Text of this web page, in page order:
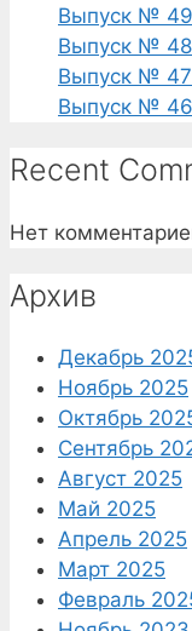
Выпуск № 49
Выпуск № 48
Выпуск № 47
Выпуск №
Recent
Нет
Архив
Декабрь
Ноябрь 2025
Октябрь
Сентябрь
Август 2025
Май 2025
Апрель 2025
Март 2025
Февраль